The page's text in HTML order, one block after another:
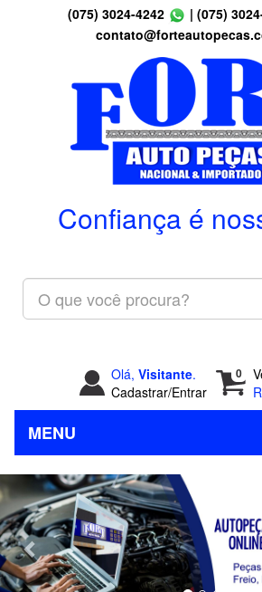
(075) 3024-4242 | (075)
Confiança é
Olá, Visitante.
Cadastrar/Entrar
0
MENU
Previous